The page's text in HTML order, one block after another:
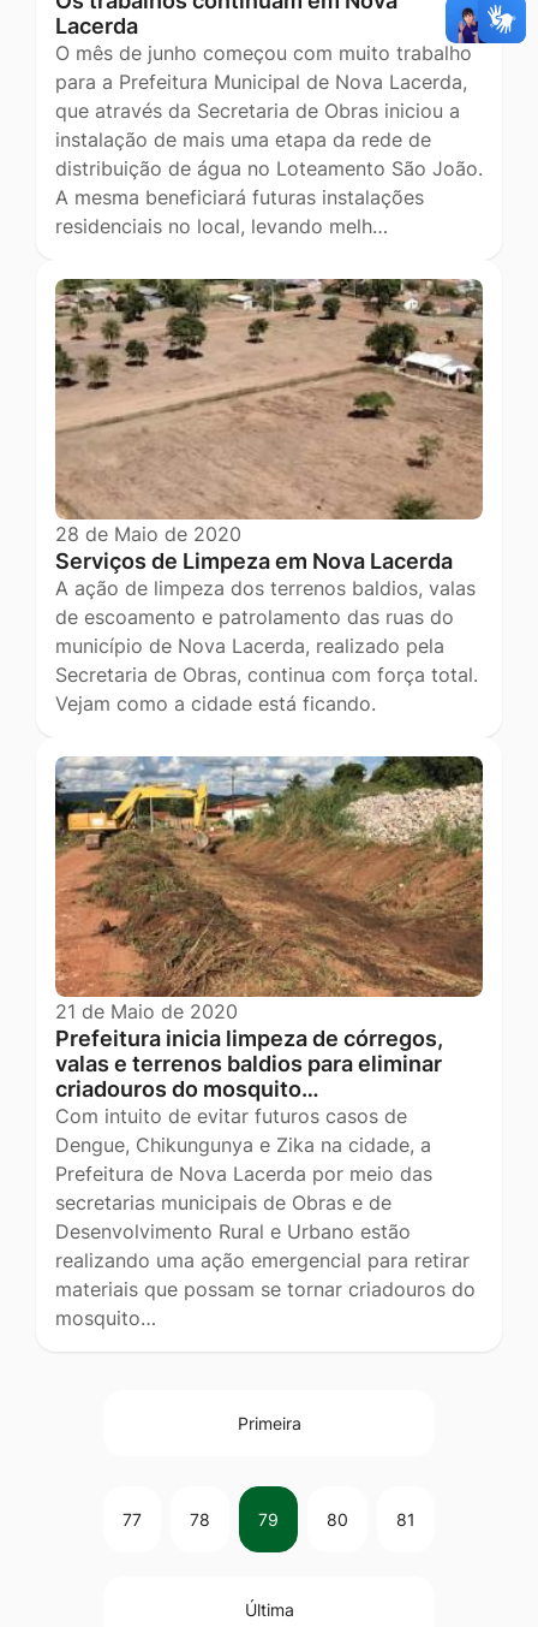
Lacerda
O mês de junho começou com muito trabalho
para a Prefeitura Municipal de Nova Lacerda,
que através da Secretaria de Obras iniciou a
instalação de mais uma etapa da rede de
distribuição de água no Loteamento São João.
A mesma beneficiará futuras instalações
residenciais no local, levando melh…
28 de Maio de 2020
Serviços de Limpeza em Nova Lacerda
A ação de limpeza dos terrenos baldios, valas
de escoamento e patrolamento das ruas do
município de Nova Lacerda, realizado pela
Secretaria de Obras, continua com força total.
Vejam como a cidade está ficando.
21 de Maio de 2020
Prefeitura inicia limpeza de córregos,
valas e terrenos baldios para eliminar
criadouros do mosquito…
Com intuito de evitar futuros casos de
Dengue, Chikungunya e Zika na cidade, a
Prefeitura de Nova Lacerda por meio das
secretarias municipais de Obras e de
Desenvolvimento Rural e Urbano estão
realizando uma ação emergencial para retirar
materiais que possam se tornar criadouros do
mosquito…
Primeira
77 78 79 80 81
Última